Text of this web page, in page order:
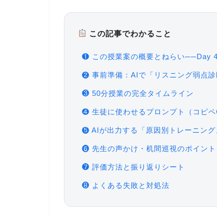
この記事でわかること
❶ この授業案の概要とねらい──Day
❷ 事前準備：AIで「リスニング弱点
❸ 50分授業の完全タイムライン
❹ 生徒に使わせるプロンプト（コピ
❺ AIが出力する「原因別トレーニン
❻ 先生の声かけ・机間巡視のポイント
❼ 評価方法と振り返りシート
❽ よくある失敗と対処法